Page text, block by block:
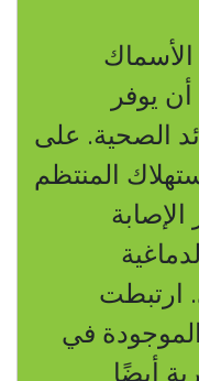
يوفر
الصحية. على
المنتظم
ارتبطت
الموجودة في
أيضًا